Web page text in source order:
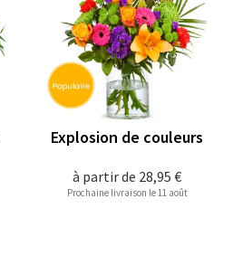
à partir de 28,95 €
Explosion de couleurs
Prochaine livraison le 11 août